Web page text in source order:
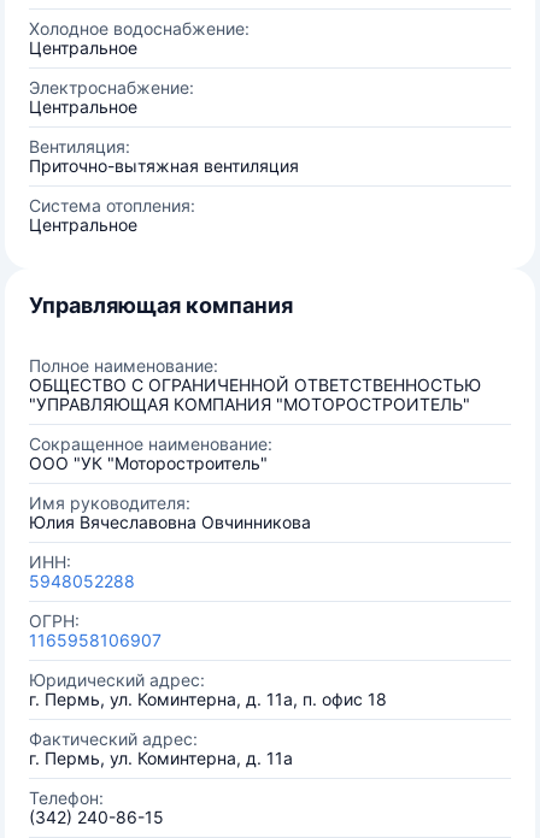
Холодное водоснабжение:
Центральное
Электроснабжение:
Центральное
Вентиляция:
Приточно-вытяжная вентиляция
Система отопления:
Центральное
Управляющая компания
Полное наименование:
ОБЩЕСТВО С ОГРАНИЧЕННОЙ ОТВЕТСТВЕННОСТЬЮ
"УПРАВЛЯЮЩАЯ КОМПАНИЯ "МОТОРОСТРОИТЕЛЬ"
Сокращенное наименование:
ООО "УК "Моторостроитель"
Имя руководителя:
Юлия Вячеславовна Овчинникова
ИНН:
5948052288
ОГРН:
1165958106907
Юридический адрес:
г. Пермь, ул. Коминтерна, д. 11а, п. офис 18
Фактический адрес:
г. Пермь, ул. Коминтерна, д. 11а
Телефон:
(342) 240-86-15